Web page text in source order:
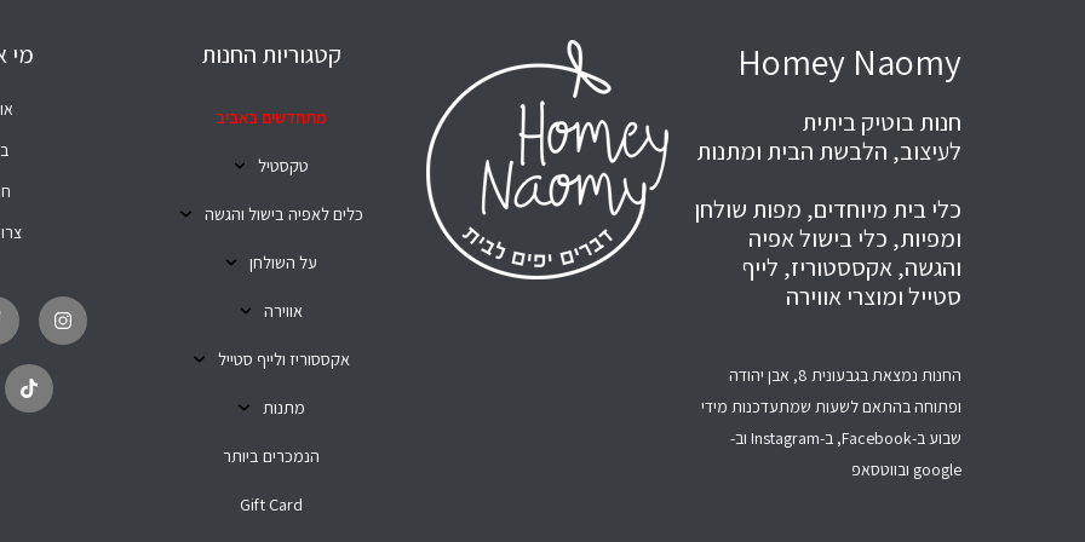
Homey Naomy
חנות בוטיק ביתית
לעיצוב, הלבשת הבית ומתנות
כלי בית מיוחדים, מפות שולחן
ומפיות, כלי בישול אפיה
והגשה, אקססטוריז, לייף
סטייל ומוצרי אווירה
החנות נמצאת בגבעונית 8, אבן יהודה
ופתוחה בהתאם לשעות שמתעדכנות מידי
שבוע ב-Facebook, ב-Instagram וב-
google ובווטסאפ
קטגוריות החנות
מתחדשים באביב
טקסטיל
כלים לאפיה בישול והגשה
על השולחן
אווירה
אקססוריז ולייף סטייל
מתנות
הנמכרים ביותר
Gift Card
מי
n
s
t
k